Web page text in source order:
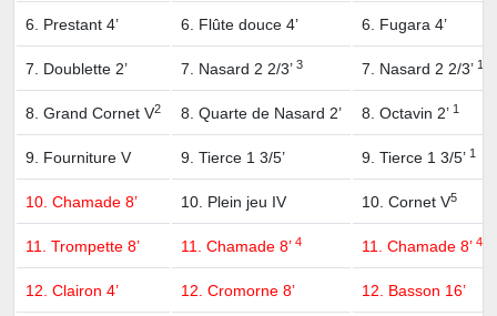
6. Prestant 4’ 6. Flûte douce 4’ 6. Fugara 4’
7. Doublette 2’ 7. Nasard 2 2/3’ 3 7. Nasard 2 2/3’ 1
8. Grand Cornet V2 8. Quarte de Nasard 2’ 8. Octavin 2’ 1
9. Fourniture V 9. Tierce 1 3/5’ 9. Tierce 1 3/5’ 1
10. Chamade 8’ 10. Plein jeu IV 10. Cornet V5
11. Trompette 8’ 11. Chamade 8’ 4 11. Chamade 8’ 4
12. Clairon 4’ 12. Cromorne 8’ 12. Basson 16’